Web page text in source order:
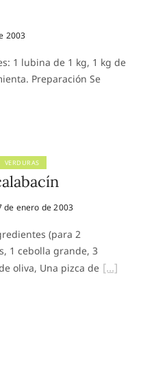
2003
1 lubina de 1 kg, 1 kg de
Preparación Se
VERDURAS
de enero de 2003
(para 2
1 cebolla grande, 3
oliva, Una pizca de